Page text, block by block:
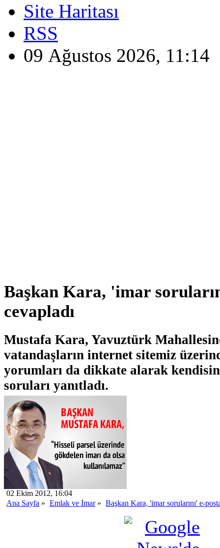
Site Haritası
RSS
09 Ağustos 2026, 11:14
Başkan Kara, 'imar
cevapladı
Mustafa Kara, Yavuztürk
vatandaşların internet sitemiz
yorumları da dikkate alarak
soruları yanıtladı.
02 Ekim 2012, 16:04
Ana Sayfa » Emlak ve İmar» Başkan Kara, 'imar sorularını' e-